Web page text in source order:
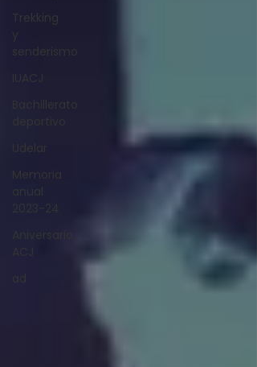
Trekking
senderismo
IUACJ
Memoria
Aniversario